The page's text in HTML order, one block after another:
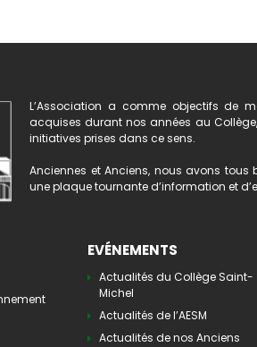
L’Association a comme objectifs de
acquises durant nos années au
initiatives prises dans ce sens.
Anciennes et Anciens, nous avons tous
une plaque tournante d’information et
EVÉNEMENTS
Actualités du Collège Saint-
Michel
Actualités de l’AESM
Actualités de nos Anciens